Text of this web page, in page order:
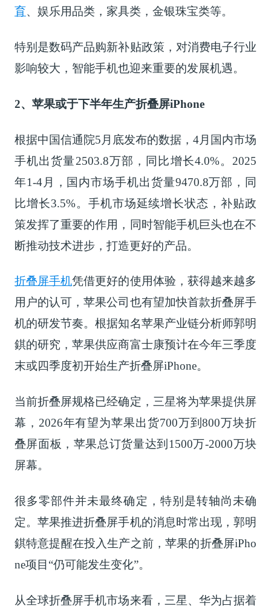
育、娱乐用品类，家具类，金银珠宝类等。
特别是数码产品购新补贴政策，对消费电子行业
影响较大，智能手机也迎来重要的发展机遇。
2、 苹果或于下半年生产折叠屏iPhone
根据中国信通院5月底发布的数据，4月国内市场
手机出货量2503.8万部，同比增长4.0%。2025
年1-4月，国内市场手机出货量9470.8万部，同
比增长3.5%。手机市场延续增长状态，补贴政
策发挥了重要的作用，同时智能手机巨头也在不
断推动技术进步，打造更好的产品。
折叠屏手机凭借更好的使用体验，获得越来越多
用户的认可，苹果公司也有望加快首款折叠屏手
机的研发节奏。根据知名苹果产业链分析师郭明
錤的研究，苹果供应商富士康预计在今年三季度
末或四季度初开始生产折叠屏iPhone。
当前折叠屏规格已经确定，三星将为苹果提供屏
幕，2026年有望为苹果出货700万到800万块折
叠屏面板，苹果总订货量达到1500万-2000万块
屏幕。
很多零部件并未最终确定，特别是转轴尚未确
定。苹果推进折叠屏手机的消息时常出现，郭明
錤特意提醒在投入生产之前，苹果的折叠屏iPho
ne项目“仍可能发生变化”。
从全球折叠屏手机市场来看，三星、华为占据着